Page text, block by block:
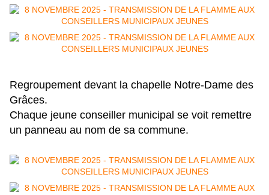
Regroupement devant la chapelle Notre-Dame des
Grâces.
Chaque jeune conseiller municipal se voit remettre
un panneau au nom de sa commune.